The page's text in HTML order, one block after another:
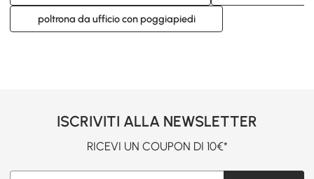
poltrona da ufficio con poggiapiedi
ISCRIVITI ALLA NEWSLETTER
RICEVI UN COUPON DI 10€*